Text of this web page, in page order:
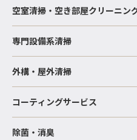
空室清掃・空き部屋クリーニン
専門設備系清掃
外構・屋外清掃
コーティングサービス
除菌・消臭